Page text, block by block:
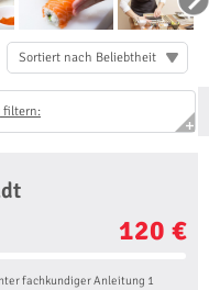
Sortiert nach Beliebtheit
filtern:
120 €
fachkundiger Anleitung 1